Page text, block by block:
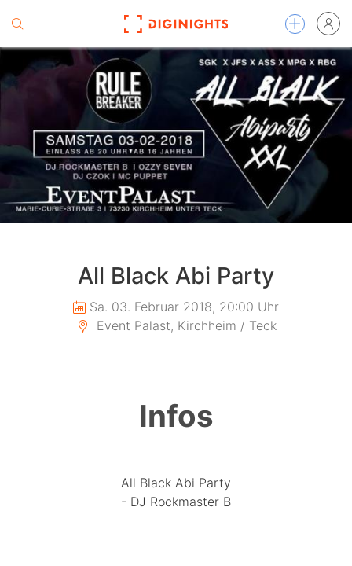
All Black Abi Party
Sa. 03. Februar 2018, 20:00 Uhr
Event Palast, Kirchheim / Teck
Infos
All Black Abi Party
- DJ Rockmaster B